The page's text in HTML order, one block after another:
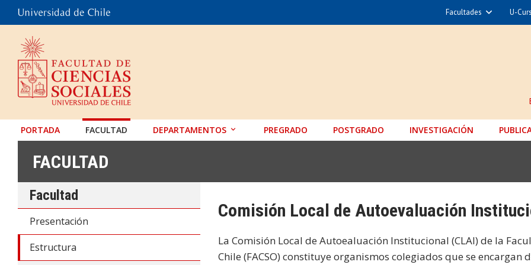
Facultades
Derecho
Nutrición y Tecnología de
U-
PORTADA FACULTAD
DEPARTAMENTOS
SOCIOLOGÍA
TRABAJO SOCIAL
PREGRADO POSTGRADO INVESTIGACIÓN
FACULTAD
Facultad
Presentación
Estructura
Comisión Local de Autoevaluación
La Comisión Local de Autoealuación Institucional (CLAI) de la
Chile (FACSO) constituye organismos colegiados que se